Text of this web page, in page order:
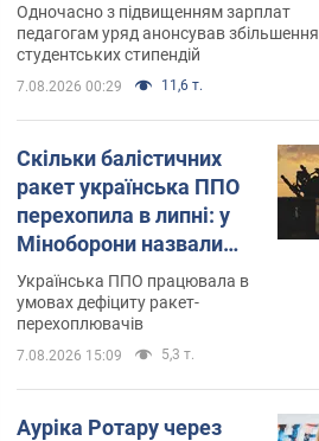
Одночасно з підвищенням зарплат
педагогам уряд анонсував збільшення
студентських стипендій
7.08.2026 00:29 11,6 т.
Скільки балістичних
ракет українська ППО
перехопила в липні: у
Міноборони назвали
цифру
Українська ППО працювала в
умовах дефіциту ракет-
перехоплювачів
7.08.2026 15:09 5,3 т.
Ауріка Ротару через